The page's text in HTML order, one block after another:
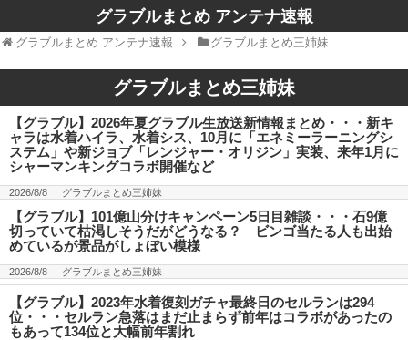
グラブルまとめ アンテナ速報
グラブルまとめ アンテナ速報 グラブルまとめ三姉妹
グラブルまとめ三姉妹
【グラブル】2026年夏グラブル生放送新情報まとめ・・・新キ
ャラは水着ハイラ、水着シス、10月に「エネミーラーニングシ
ステム」や新ジョブ「レンジャー・オリジン」実装、来年1月に
シャーマンキングコラボ開催など
2026/8/8 グラブルまとめ三姉妹
【グラブル】101億山分けキャンペーン5日目雑談・・・石9億
切っていて枯渇しそうだがどうなる？ ビンゴ当たる人も出始
めているが景品がしょぼい模様
2026/8/8 グラブルまとめ三姉妹
【グラブル】2023年水着復刻ガチャ最終日のセルランは294
位・・・セルラン急落はまだ止まらず前年はコラボがあったの
もあって134位と大幅前年割れ